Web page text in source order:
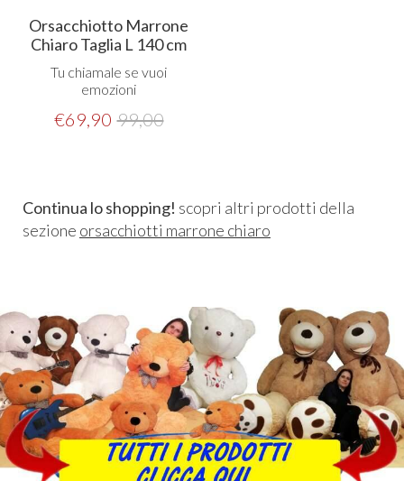
Orsacchiotto Marrone
Chiaro Taglia L 140 cm
Tu chiamale se vuoi
emozioni
€69,90 99,00
Continua lo shopping! scopri altri prodotti della
sezione orsacchiotti marrone chiaro